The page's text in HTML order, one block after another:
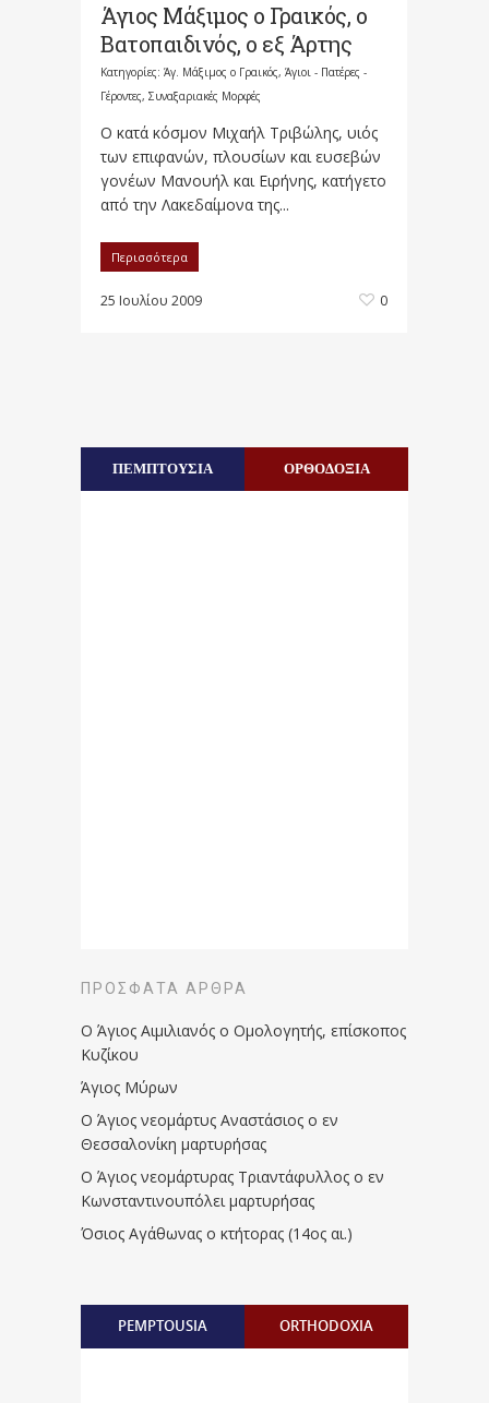
Άγιος Μάξιμος ο Γραικός, ο
Βατοπαιδινός, ο εξ Άρτης
Κατηγορίες: Άγ. Μάξιμος ο Γραικός, Άγιοι - Πατέρες -
Γέροντες, Συναξαριακές Μορφές
Ο κατά κόσμον Μιχαήλ Τριβώλης, υιός
των επιφανών, πλουσίων και ευσεβών
γονέων Μανουήλ και Ειρήνης, κατήγετο
από την Λακεδαίμονα της...
Περισσότερα
25 Ιουλίου 2009 0
ΠΕΜΠΤΟΥΣΙΑ ΟΡΘΟΔΟΞΙΑ
ΠΡΌΣΦΑΤΑ ΆΡΘΡΑ
Ο Άγιος Αιμιλιανός ο Ομολογητής, επίσκοπος
Κυζίκου
Άγιος Μύρων
Ο Άγιος νεομάρτυς Αναστάσιος ο εν
Θεσσαλονίκη μαρτυρήσας
Ο Άγιος νεομάρτυρας Τριαντάφυλλος ο εν
Κωνσταντινουπόλει μαρτυρήσας
Όσιος Αγάθωνας ο κτήτορας (14ος αι.)
PEMPTOUSIA ORTHODOXIA